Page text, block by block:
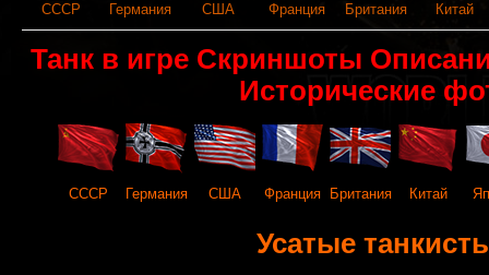
СССР Германия США Франция Британия Китай
Танк в игре Скриншоты
Исторические
СССР Германия США Франция Британия Китай
Усатые